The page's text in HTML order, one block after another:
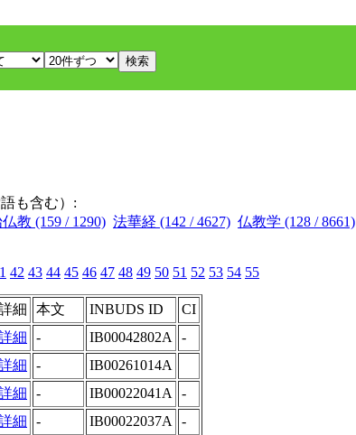
も含む）:
教 (159 / 1290) 法華経 (142 / 4627) 仏教学 (128 / 8661)
42 43 44 45 46 47 48 49 50 51 52 53 54 55
細 本文 INBUDS ID
CI
細 - IB00042802A
-
細 -
IB00261014A
細 - IB00022041A
-
細 - IB00022037A
-